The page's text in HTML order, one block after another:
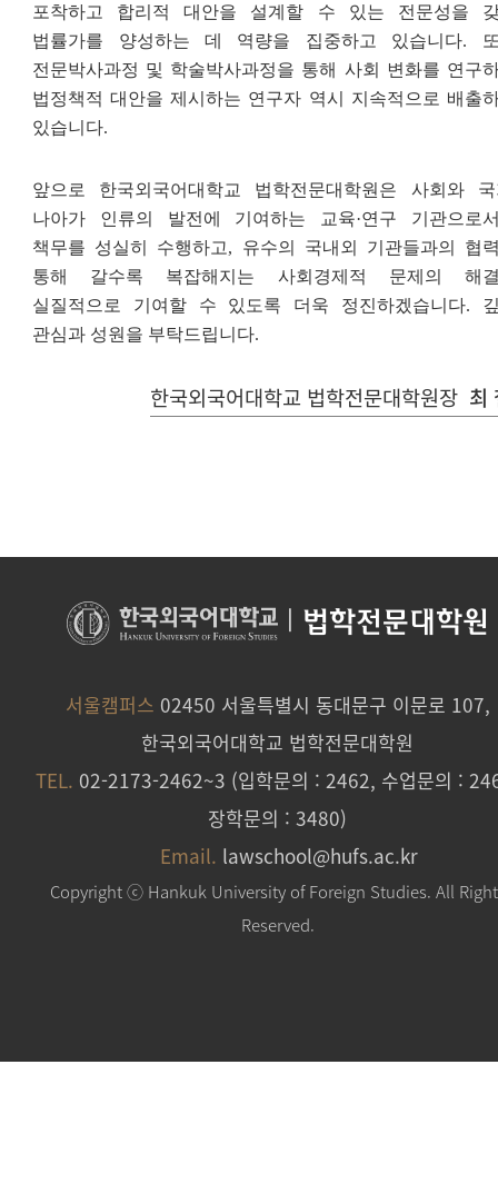
포착하고 합리적 대안을 설계할 수 있는 전문성을
법률가를 양성하는 데 역량을 집중하고 있습니다.
전문박사과정 및 학술박사과정을 통해 사회 변화를 연구
법정책적 대안을 제시하는 연구자 역시 지속적으로 배출
있습니다.
앞으로 한국외국어대학교 법학전문대학원은 사회와 국
나아가 인류의 발전에 기여하는 교육·연구 기관으로
책무를 성실히 수행하고, 유수의 국내외 기관들과의 협
통해 갈수록 복잡해지는 사회경제적 문제의 해
실질적으로 기여할 수 있도록 더욱 정진하겠습니다.
관심과 성원을 부탁드립니다.
한국외국어대학교 법학전문대학원장 최
법학전문대학원
서울캠퍼스 02450 서울특별시 동대문구 이문로 107,
한국외국어대학교 법학전문대학원
TEL. 02-2173-2462~3 (입학문의 : 2462, 수업문의 :
장학문의 : 3480)
Email. lawschool@hufs.ac.kr
Copyright ⓒ Hankuk University of Foreign Studies. All
Reserved.